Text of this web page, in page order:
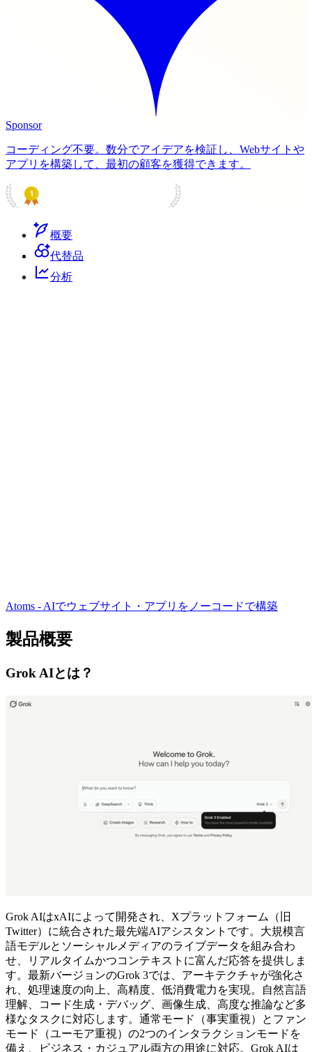
Sponsor
コーディング不要。数分でアイデアを検証し、Webサイトや
アプリを構築して、最初の顧客を獲得できます。
概要
代替品
分析
Atoms - AIでウェブサイト・アプリをノーコードで構築
製品概要
Grok AIとは？
Grok AIはxAIによって開発され、Xプラットフォーム（旧
Twitter）に統合された最先端AIアシスタントです。大規模言
語モデルとソーシャルメディアのライブデータを組み合わ
せ、リアルタイムかつコンテキストに富んだ応答を提供しま
す。最新バージョンのGrok 3では、アーキテクチャが強化さ
れ、処理速度の向上、高精度、低消費電力を実現。自然言語
理解、コード生成・デバッグ、画像生成、高度な推論など多
様なタスクに対応します。通常モード（事実重視）とファン
モード（ユーモア重視）の2つのインタラクションモードを
備え、ビジネス・カジュアル両方の用途に対応。Grok AIは